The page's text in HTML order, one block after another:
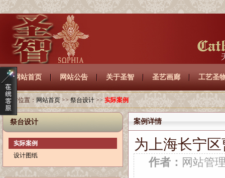
网站首页 网站公告 关于圣智 圣艺画廊 工艺圣
当前位置：网站首页>>祭台设计>> 实际案例
祭台设计
实际案例
设计图纸
案例详情
为上海长宁
作者： 网站管